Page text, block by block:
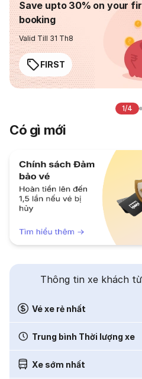
Save upto 30% on your
booking
Valid Till 31 Th8
FIRST
1/4
Có gì mới
Thông tin xe khách
Vé xe rẻ nhất
Trung bình Thời lượng xe
Xe sớm nhất